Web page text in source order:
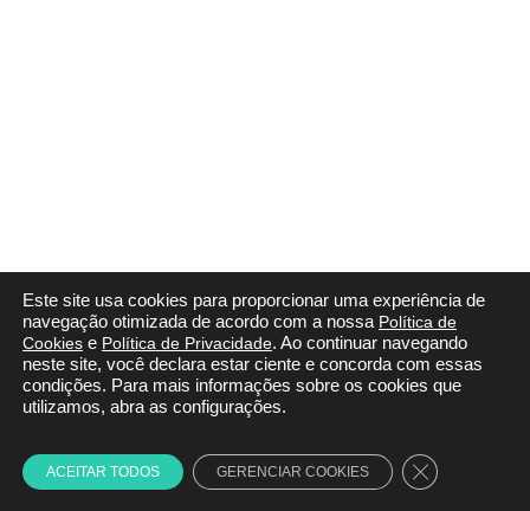
Este site usa cookies para proporcionar uma experiência de
navegação otimizada de acordo com a nossa Política de
Cookies e Política de Privacidade. Ao continuar navegando
neste site, você declara estar ciente e concorda com essas
condições. Para mais informações sobre os cookies que
utilizamos, abra as configurações.
ACEITAR TODOS GERENCIAR COOKIES Close GDPR